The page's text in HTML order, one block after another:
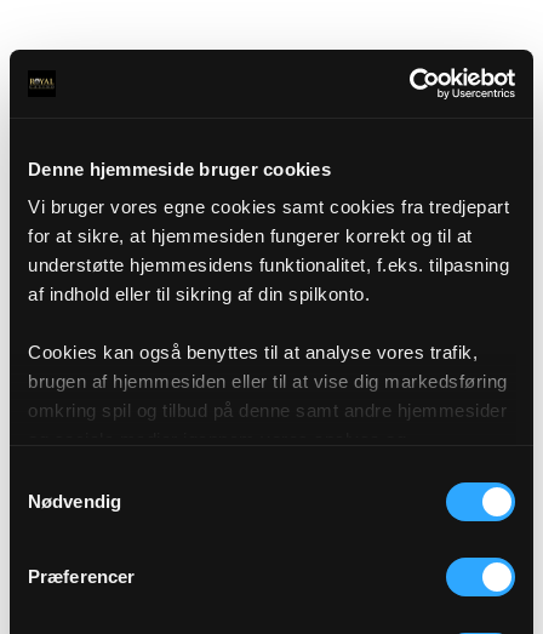
Denne hjemmeside bruger cookies
Vi bruger vores egne cookies samt cookies fra tredjepart
for at sikre, at hjemmesiden fungerer korrekt og til at
understøtte hjemmesidens funktionalitet, f.eks. tilpasning
af indhold eller til sikring af din spilkonto.
Cookies kan også benyttes til at analyse vores trafik,
brugen af hjemmesiden eller til at vise dig markedsføring
omkring spil og tilbud på denne samt andre hjemmesider
af cookies under "Detaljer" eller ved at klikke videre til
vores Cookiepolitik, som du finder i bunden af vores
Nødvendig
Præferencer